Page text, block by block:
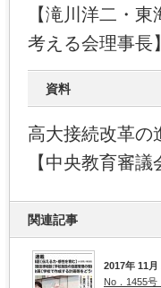
【滝川洋二・
考える会理事長】
資料
高大接続改革の
【中央教育審議
関連記事
2017年 11月
No．1455号